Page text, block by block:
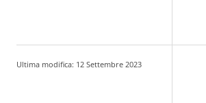
Ultima modifica: 12 Settembre 2023